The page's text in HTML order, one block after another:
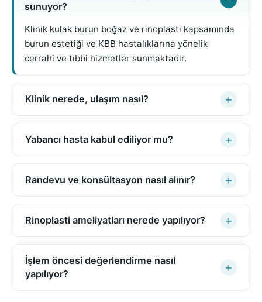
sunuyor?
Klinik kulak burun boğaz ve rinoplasti kapsamında
burun estetiği ve KBB hastalıklarına yönelik
cerrahi ve tıbbi hizmetler sunmaktadır.
Klinik nerede, ulaşım nasıl?
Yabancı hasta kabul ediliyor mu?
Randevu ve konsültasyon nasıl alınır?
Rinoplasti ameliyatları nerede yapılıyor?
İşlem öncesi değerlendirme nasıl
yapılıyor?